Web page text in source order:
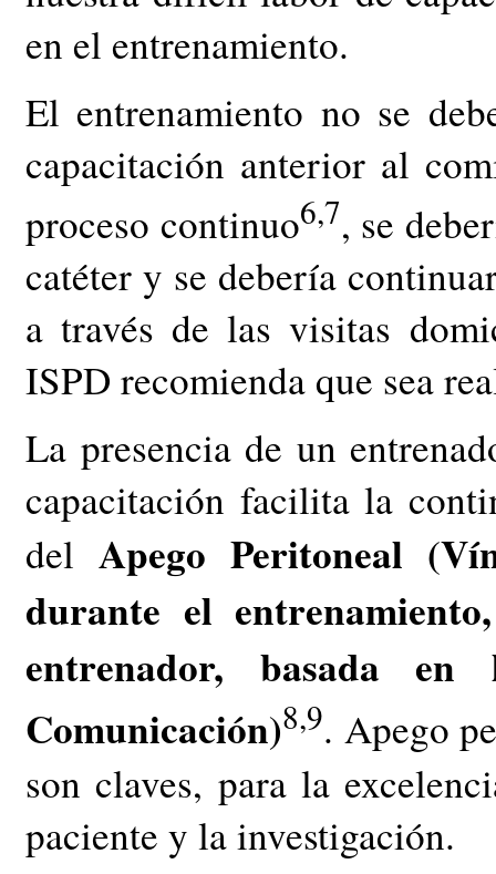
en el entrenamiento.
El entrenamiento no se
capacitación anterior al
proceso continuo6,7, se
catéter y se debería
a través de las visitas
ISPD recomienda que sea
La presencia de un
capacitación facilita la
del Apego Peritoneal
durante el
entrenador, basada en
Comunicación)8,9. Apego
son claves, para la
paciente y la investigación.